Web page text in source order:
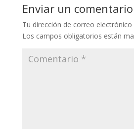
Enviar un comentario
Tu dirección de correo electrónico
Los campos obligatorios están